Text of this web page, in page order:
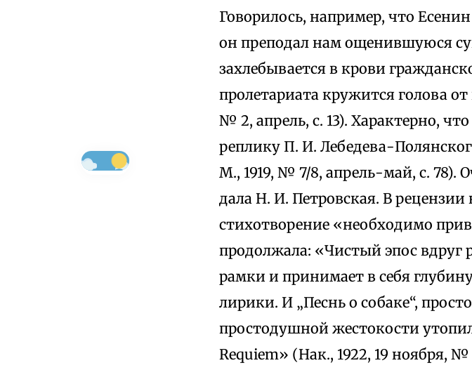
Говорилось, например, что
он преподал нам ощенившуюся
захлебывается в крови
пролетариата кружится голова
№ 2, апрель, с. 13). Характерно,
реплику П. И. Лебедева-
М., 1919, № 7/8, апрель-май, с.
дала Н. И. Петровская. В
стихотворение «необходимо
продолжала: «Чистый эпос вдруг
рамки и принимает в себя
лирики. И „Песнь о собаке“,
простодушной жестокости
Requiem» (Нак., 1922, 19 ноября,